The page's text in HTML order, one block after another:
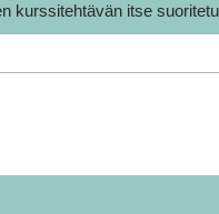
kurssitehtävän itse